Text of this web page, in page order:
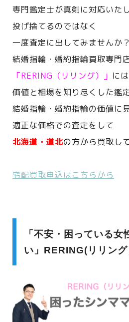
専門鑑定士が真剣に対応いたし
投げ捨てるのではなく
一度査定に出してみませんか？
結婚指輪・婚約指輪買取専門
「RERING（リリング）」 には
価値と相場を知り尽くした鑑
結婚指輪・婚約指輪の価値に
適正な価格での査定をして
北海道・道北の方から買取し
宅配買取申込はこちらから
「不安・困っている女
い」RERING(リリン